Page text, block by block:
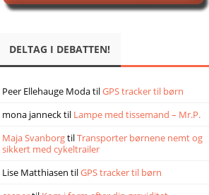
DELTAG I DEBATTEN!
Peer Ellehauge ModatilGPS tracker til børn
mona jannecktil Lampe med tissemand – Mr.P.
Maja SvanborgtilTransporter børnene nemt og
sikkert med cykeltrailer
Lise Matthiasen tilGPS tracker til børn